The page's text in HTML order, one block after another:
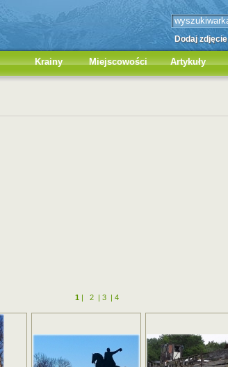
Dodaj zdjęcie
Krainy Miejscowości Artykuły
1| 2 | 3 | 4